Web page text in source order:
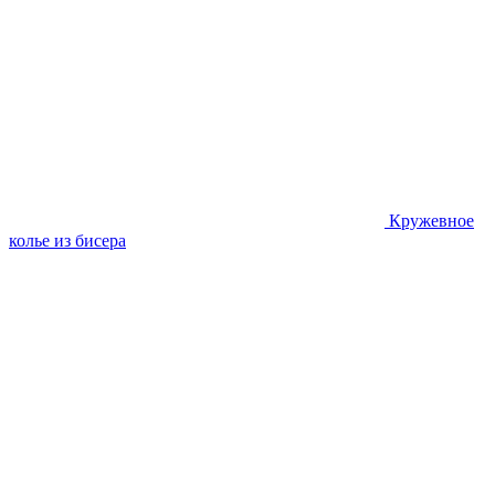
Кружевное
колье из бисера